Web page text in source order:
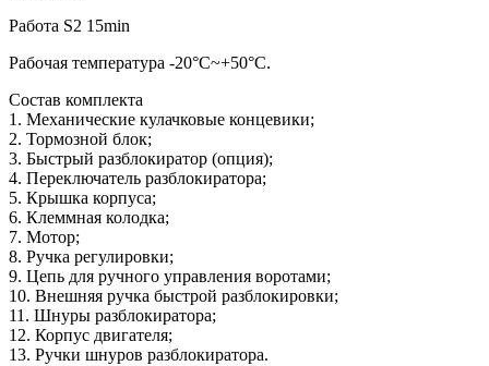
Работа S2 15min
Рабочая температура -20°C~+50°C.
Состав комплекта
1. Механические кулачковые концевики;
2. Тормозной блок;
3. Быстрый разблокиратор (опция);
4. Переключатель разблокиратора;
5. Крышка корпуса;
6. Клеммная колодка;
7. Мотор;
8. Ручка регулировки;
9. Цепь для ручного управления воротами;
10. Внешняя ручка быстрой разблокировки;
11. Шнуры разблокиратора;
12. Корпус двигателя;
13. Ручки шнуров разблокиратора.